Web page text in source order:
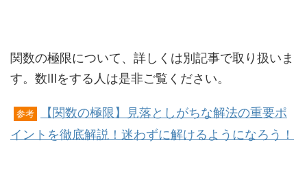
関数の極限について、詳しくは別記事で取り扱いま
す。数Ⅲをする人は是非ご覧ください。
参考
【関数の極限】見落としがちな解法の重要ポ
イントを徹底解説！迷わずに解けるようになろう！